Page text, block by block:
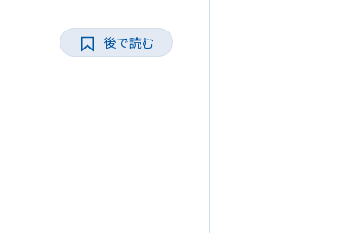
後で読む